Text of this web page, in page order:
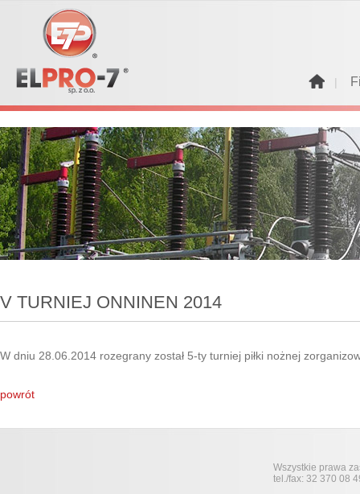
   |
V TURNIEJ ONNINEN 2014
W dniu 28.06.2014 rozegrany został 5-ty turniej piłki nożnej
powrót
Wszystkie prawa
tel./fax: 32 370